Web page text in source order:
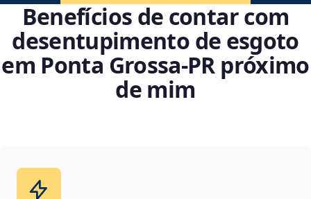
Benefícios de contar com
desentupimento de esgoto
em Ponta Grossa‑PR próximo
de mim